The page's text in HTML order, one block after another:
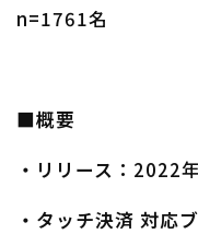
n=1761名
■概要
・リリース： 2022年
・タッチ決済 対応